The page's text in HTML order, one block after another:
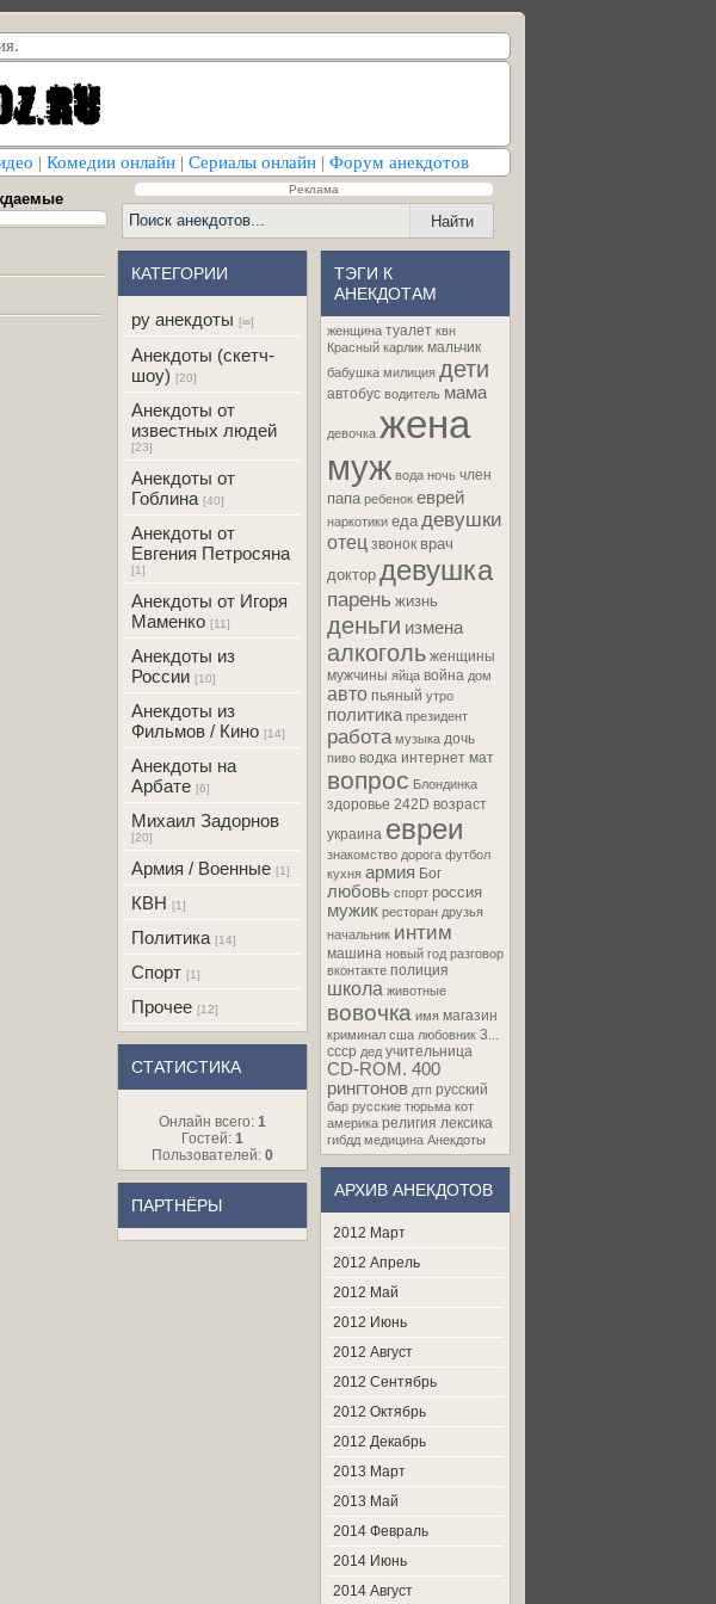
| Комедии онлайн | Сериалы онлайн | Форум анекдотов
Реклама
КАТЕГОРИИ
ру анекдоты [∞]
Анекдоты (скетч-
шоу) [20]
Анекдоты от
известных людей
[23]
Анекдоты от
Гоблина [40]
Анекдоты от
Евгения Петросяна
[1]
Анекдоты от Игоря
Маменко [11]
Анекдоты из
России [10]
Анекдоты из
Фильмов / Кино [14]
Анекдоты на
Арбате [6]
Михаил Задорнов
[20]
Армия / Военные [1]
КВН [1]
Политика [14]
Спорт [1]
Прочее [12]
СТАТИСТИКА
Онлайн всего: 1
Гостей: 1
Пользователей: 0
ПАРТНЁРЫ
ТЭГИ К
АНЕКДОТАМ
женщина туалет квн
Красный карлик мальчик
бабушка милиция дети
автобус водитель мама
девочка жена
муж вода ночь член
папа ребенок еврей
наркотики еда девушки
отец звонок врач
доктор девушка
парень жизнь
деньги измена
алкоголь женщины
мужчины яйца война дом
авто пьяный утро
политика президент
работа музыка дочь
пиво водка интернет мат
вопрос Блондинка
здоровье 242D возраст
украина евреи
знакомство дорога футбол
кухня армия Бог
любовь спорт россия
мужик ресторан друзья
начальник интим
машина новый год разговор
вконтакте полиция
школа животные
вовочка имя магазин
криминал сша любовник 3...
ссср дед учительница
CD-ROM. 400
рингтонов дтп русский
бар русские тюрьма кот
америка религия лексика
гибдд медицина Анекдоты
АРХИВ АНЕКДОТОВ
2012 Март
2012 Апрель
2012 Май
2012 Июнь
2012 Август
2012 Сентябрь
2012 Октябрь
2012 Декабрь
2013 Март
2013 Май
2014 Февраль
2014 Июнь
2014 Август